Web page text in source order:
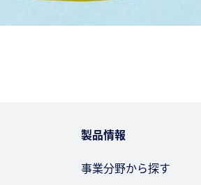
製品情報
事業分野から探す